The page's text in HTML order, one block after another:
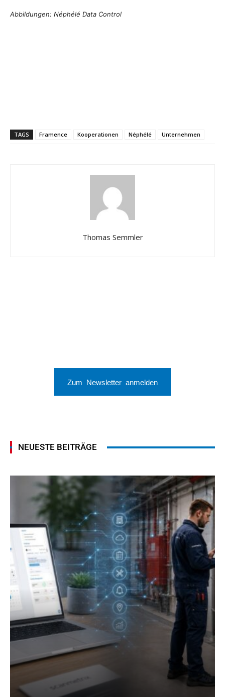
Abbildungen: Néphélé Data Control
TAGS Framence Kooperationen Néphélé Unternehmen
Thomas Semmler
Zum Newsletter anmelden
NEUESTE BEITRÄGE